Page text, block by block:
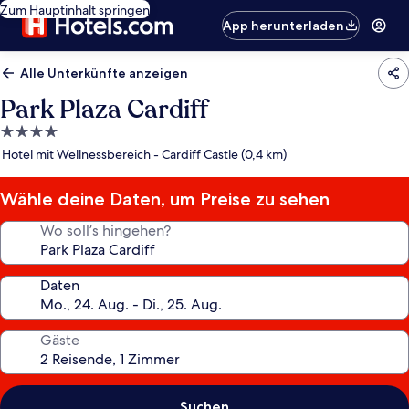
Zum Hauptinhalt springen
App herunterladen
Alle Unterkünfte anzeigen
Park Plaza Cardiff
4.0-
Sterne-
Hotel mit Wellnessbereich - Cardiff Castle (0,4 km)
Wähle deine Daten, um Preise zu sehen
Wo soll’s hingehen?
Daten
Gäste